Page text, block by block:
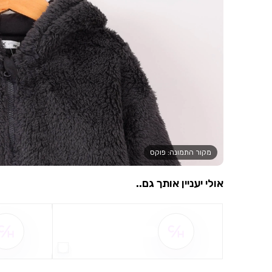
מקור התמונה: פוקס
אולי יעניין אותך גם..